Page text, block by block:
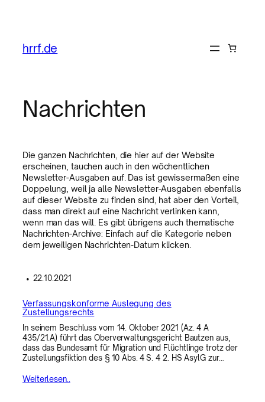
hrrf.de
Nachrichten
Die ganzen Nachrichten, die hier auf der Website
erscheinen, tauchen auch in den wöchentlichen
Newsletter-Ausgaben auf. Das ist gewissermaßen eine
Doppelung, weil ja alle Newsletter-Ausgaben ebenfalls
auf dieser Website zu finden sind, hat aber den Vorteil,
dass man direkt auf eine Nachricht verlinken kann,
wenn man das will. Es gibt übrigens auch thematische
Nachrichten-Archive: Einfach auf die Kategorie neben
dem jeweiligen Nachrichten-Datum klicken.
• 22.10.2021
Verfassungskonforme Auslegung des
Zustellungsrechts
In seinem Beschluss vom 14. Oktober 2021 (Az. 4 A
435/21.A) führt das Oberverwaltungsgericht Bautzen aus,
dass das Bundesamt für Migration und Flüchtlinge trotz der
Zustellungsfiktion des § 10 Abs. 4 S. 4 2. HS AsylG zur…
Weiterlesen..